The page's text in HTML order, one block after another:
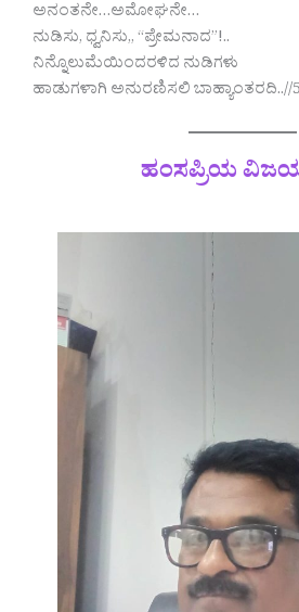
ಅನಂತನೇ…ಅಮೋಘನೇ…
ನುಡಿಸು, ಧ್ವನಿಸು,, “ಪ್ರೇಮನಾದ”!..
ನಿನ್ನೊಲುಮೆಯಿಂದರಳಿದ ನುಡಿಗಳು
ಹಾಡುಗಳಾಗಿ ಅನುರಣಿಸಲಿ ಬಾಹ್ಯಾಂತರದಿ..//
ಹಂಸಪ್ರಿಯ